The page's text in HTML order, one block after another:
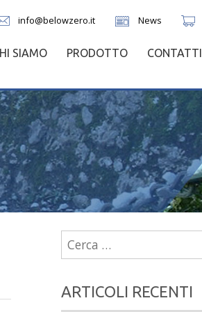
info@belowzero.it News
SIAMO PRODOTTO CONTATTI
Ricerca
per:
ARTICOLI RECENTI